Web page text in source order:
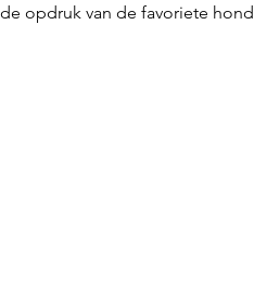
opdruk van de favoriete